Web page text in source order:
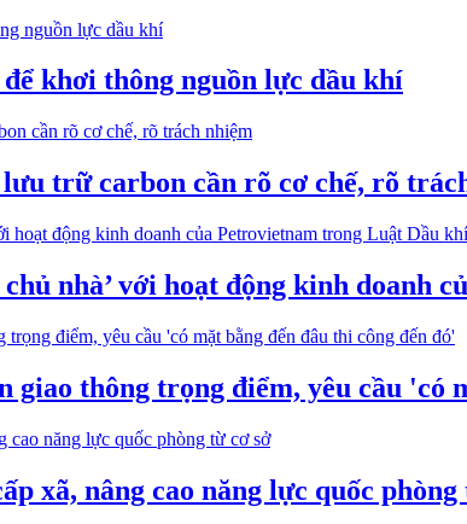
khơi thông nguồn lực dầu khí
trữ carbon cần rõ cơ chế, rõ
nhà’ với hoạt động kinh doanh
thông trọng điểm, yêu cầu 'có
xã, nâng cao năng lực quốc phòng